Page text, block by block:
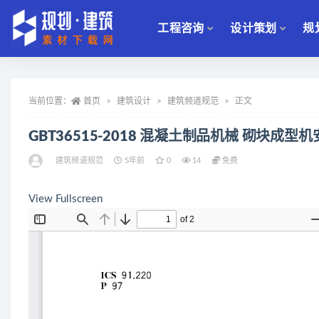
工程咨询 设计策划 规
当前位置： 首页 建筑设计 建筑频道规范 正文
GBT36515-2018 混凝土制品机械 砌块成型机
建筑频道规范 5年前 0 14 免费
View Fullscreen